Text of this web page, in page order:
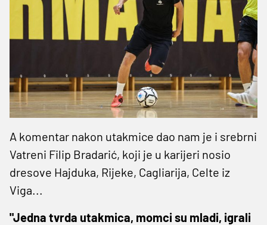
A komentar nakon utakmice dao nam je i srebrni
Vatreni Filip Bradarić, koji je u karijeri nosio
dresove Hajduka, Rijeke, Cagliarija, Celte iz
Viga...
"Jedna tvrda utakmica, momci su mladi, igrali